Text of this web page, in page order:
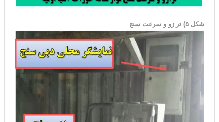
شکل ۵) ترازو و سرعت سنج